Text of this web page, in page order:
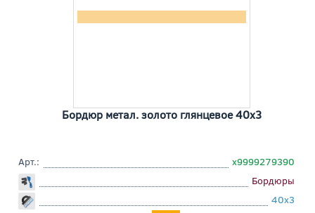
Бордюр метал. золото глянцевое 40x3
Арт.:
х9999279390
Бордюры
40x3